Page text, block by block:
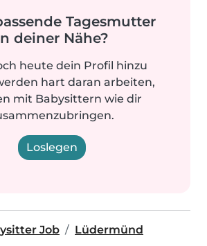
Tagesmutter
deiner Nähe?
heute dein Profil hinzu
hart daran arbeiten,
mit Babysittern wie dir
Loslegen
Job Lüdermünd